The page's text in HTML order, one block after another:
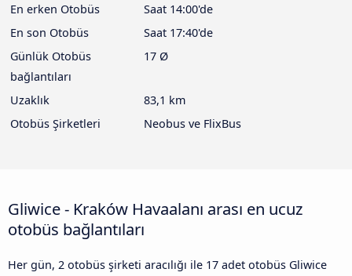
En erken Otobüs
Saat 14:00'de
En son Otobüs
Saat 17:40'de
Günlük Otobüs
bağlantıları
17 Ø
Uzaklık
83,1 km
Otobüs Şirketleri
Neobus ve FlixBus
Gliwice - Kraków Havaalanı arası en ucuz
otobüs bağlantıları
Her gün, 2 otobüs şirketi aracılığı ile 17 adet otobüs Gliwice